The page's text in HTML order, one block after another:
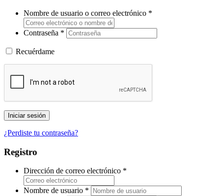
Nombre de usuario o correo electrónico *
Contraseña *
Recuérdame
Iniciar sesión
¿Perdiste tu contraseña?
Registro
Dirección de correo electrónico *
Nombre de usuario *